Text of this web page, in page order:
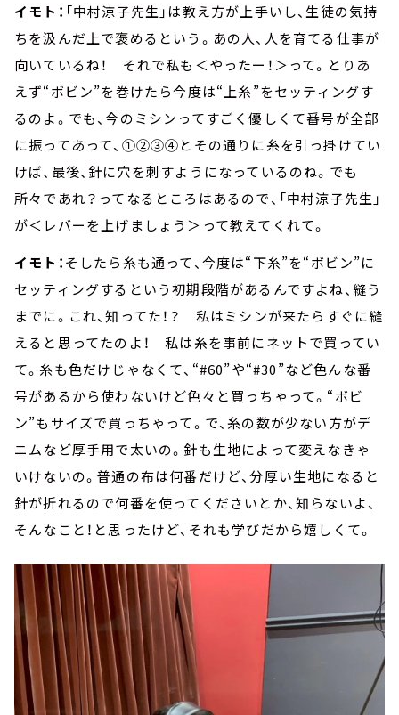
イモト： 「中村涼子先生」は教え方が上手いし、生徒の気持
ちを汲んだ上で褒めるという。あの人、人を育てる仕事が
向いているね！ それで私も＜やったー！＞って。とりあ
えず“ボビン”を巻けたら今度は“上糸”をセッティングす
るのよ。でも、今のミシンってすごく優しくて番号が全部
に振ってあって、①②③④とその通りに糸を引っ掛けてい
けば、最後、針に穴を刺すようになっているのね。でも
所々であれ？ってなるところはあるので、「中村涼子先生」
が＜レバーを上げましょう＞って教えてくれて。
イモト：そしたら糸も通って、今度は“下糸”を“ボビン”に
セッティングするという初期段階があるんですよね、縫う
までに。これ、知ってた！？ 私はミシンが来たらすぐに縫
えると思ってたのよ！ 私は糸を事前にネットで買ってい
て。糸も色だけじゃなくて、“#60”や“#30”など色んな番
号があるから使わないけど色々と買っちゃって。“ボビ
ン”もサイズで買っちゃって。で、糸の数が少ない方がデ
ニムなど厚手用で太いの。針も生地によって変えなきゃ
いけないの。普通の布は何番だけど、分厚い生地になると
針が折れるので何番を使ってくださいとか、知らないよ、
そんなこと！と思ったけど、それも学びだから嬉しくて。